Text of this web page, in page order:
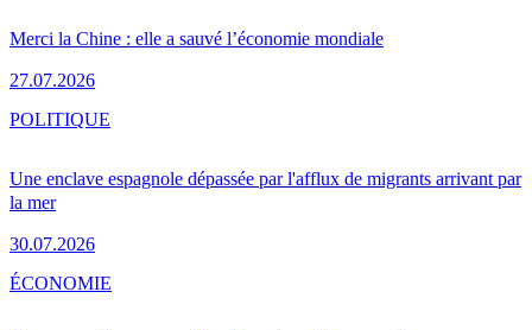
Merci la Chine : elle a sauvé l’économie mondiale
27.07.2026
Une enclave espagnole dépassée par l'afflux de migrants arrivant par
la mer
30.07.2026
POLITIQUE
ÉCONOMIE